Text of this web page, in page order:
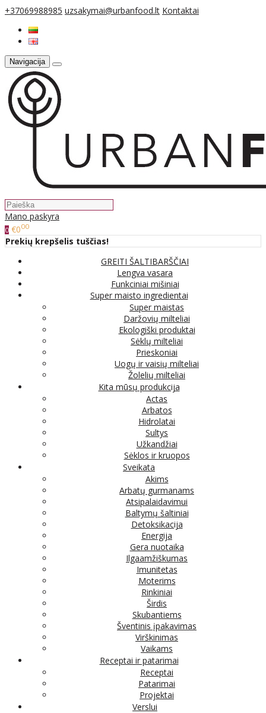
+37069988985 uzsakymai@urbanfood.lt Kontaktai
Navigacija
Mano paskyra
0 €000
Prekių krepšelis tuščias!
GREITI ŠALTIBARŠČIAI
Lengva vasara
Funkciniai mišiniai
Super maisto ingredientai
Super maistas
Daržovių milteliai
Ekologiški produktai
Sėklų milteliai
Prieskoniai
Uogų ir vaisių milteliai
Žolelių milteliai
Kita mūsų produkcija
Actas
Arbatos
Hidrolatai
Sultys
Užkandžiai
Sėklos ir kruopos
Sveikata
Akims
Arbatų gurmanams
Atsipalaidavimui
Baltymų šaltiniai
Detoksikacija
Energija
Gera nuotaika
Ilgaamžiškumas
Imunitetas
Moterims
Rinkiniai
Širdis
Skubantiems
Šventinis įpakavimas
Virškinimas
Vaikams
Receptai ir patarimai
Receptai
Patarimai
Projektai
Verslui